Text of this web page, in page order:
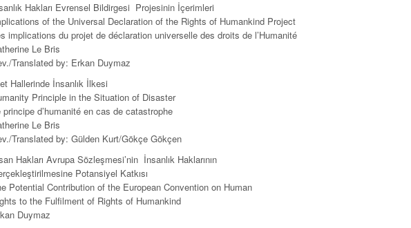
Hakları Evrensel Bildirgesi Projesinin İçerimleri
of the Universal Declaration of the Rights of Humankind Project
implications du projet de déclaration universelle des droits de l’Humanité
Le Bris
Translated by: Erkan Duymaz
Hallerinde İnsanlık İlkesi
Principle in the Situation of Disaster
principe d’humanité en cas de catastrophe
Le Bris
Translated by: Gülden Kurt/Gökçe Gökçen
Hakları Avrupa Sözleşmesi’nin İnsanlık Haklarının
Potansiyel Katkısı
Potential Contribution of the European Convention on Human
to the Fulfilment of Rights of Humankind
Duymaz